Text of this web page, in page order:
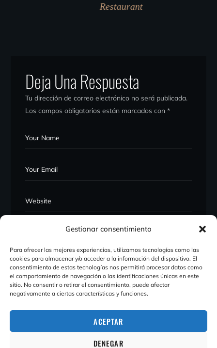
Gestionar consentimiento
Para ofrecer las mejores experiencias, utilizamos tecnologías como las
cookies para almacenar y/o acceder a la información del dispositivo. El
consentimiento de estas tecnologías nos permitirá procesar datos como
el comportamiento de navegación o las identificaciones únicas en este
sitio. No consentir o retirar el consentimiento, puede afectar
negativamente a ciertas características y funciones.
ACEPTAR
DENEGAR
Restaurant
Deja Una Respuesta
Tu dirección de correo electrónico no será publicada.
Los campos obligatorios están marcados con*